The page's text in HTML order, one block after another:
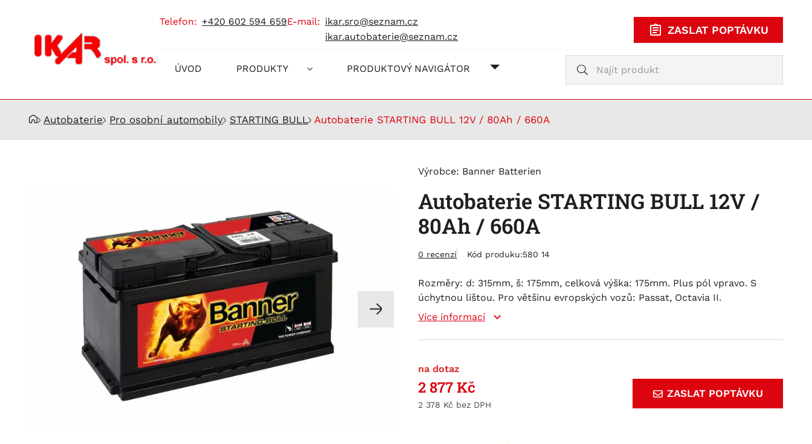
Prodej
akumulátorů
telefon: +420 602 594 659 e-mail: ikar.sro@seznam.cz
ikar.autobaterie@seznam.cz
ZASLAT POPTÁVKU
ÚVOD PRODUKTY PRODUKTOVÝ NAVIGÁTOR JAK NAKUPOVATVyhledávání
Autobaterie Pro osobní automobily STARTING BULL Autobaterie STARTING BULL 12V / 80Ah / 660A
Výrobce: Banner Batterien
Autobaterie STARTING BULL 12V /
80Ah / 660A
0 recenzí Kód produku:580 14
Rozměry: d: 315mm, š: 175mm, celková výška: 175mm. Plus pól vpravo. S
úchytnou lištou. Pro většinu evropských vozů: Passat, Octavia II.
Více informací
na dotaz
2 877Kč
2 378 Kč
ZASLAT POPTÁVKU